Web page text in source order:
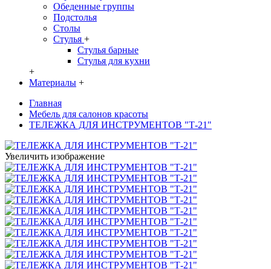
Обеденные группы
Подстолья
Столы
Стулья +
Стулья барные
Стулья для кухни
+
Материалы +
Главная
Мебель для салонов красоты
ТЕЛЕЖКА ДЛЯ ИНСТРУМЕНТОВ "Т-21"
Увеличить изображение